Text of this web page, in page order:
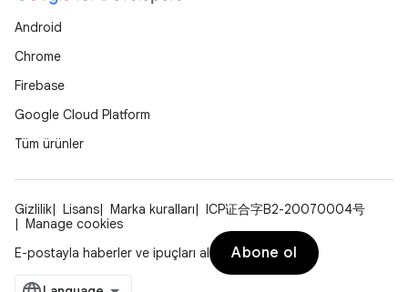
Android
Chrome
Firebase
Google Cloud Platform
Tüm ürünler
Gizlilik Lisans Marka kuralları
ICP证合字B2-20070004号
Manage cookies
E-postayla haberler ve ipuçları al
Abone ol